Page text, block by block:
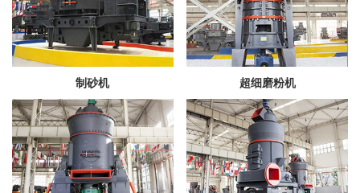
制砂机 超细磨粉机